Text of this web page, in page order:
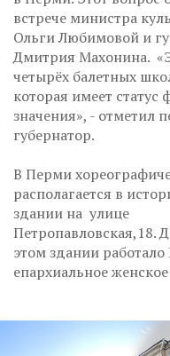
встрече министра
Ольги Любимовой и
Дмитрия Махонина.
четырёх балетных
которая имеет статус
значения», - отметил
губернатор.
В Перми
располагается в
здании на улице
Петропавловская,18.
этом здании
епархиальное